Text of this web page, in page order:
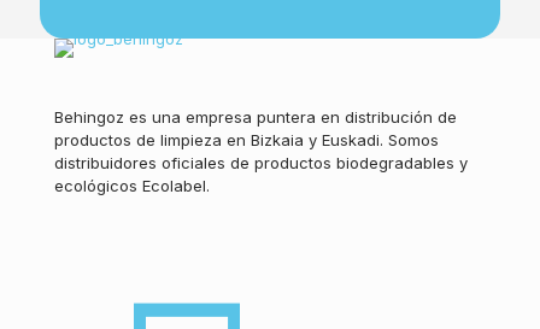
Behingoz es una empresa puntera en distribución de
productos de limpieza en Bizkaia y Euskadi. Somos
distribuidores oficiales de productos biodegradables y
ecológicos Ecolabel.